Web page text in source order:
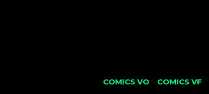
COMICS VO COMICS VF